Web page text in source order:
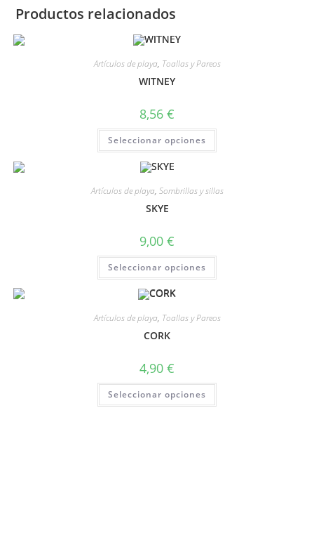
Productos relacionados
Artículos de playa, Toallas y Pareos
WITNEY
8,56 €
Seleccionar opciones
Artículos de playa, Sombrillas y sillas
SKYE
9,00 €
Seleccionar opciones
Artículos de playa, Toallas y Pareos
CORK
4,90 €
Seleccionar opciones